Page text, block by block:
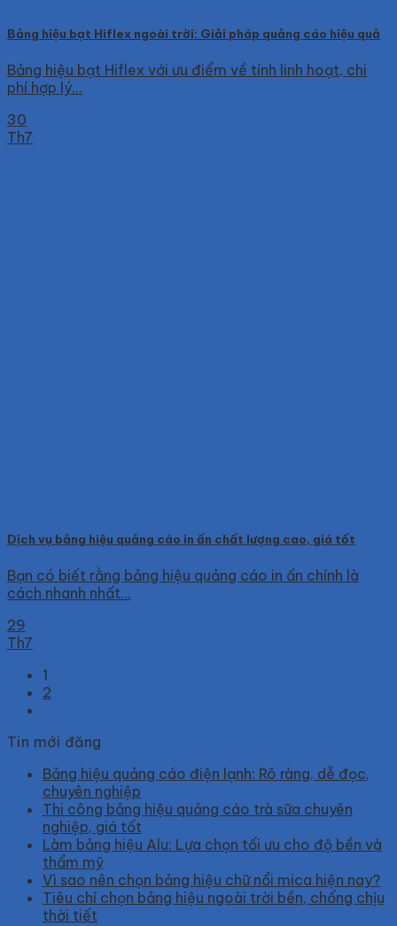
Bảng hiệu bạt Hiflex ngoài trời: Giải pháp quảng cáo hiệu quả
Bảng hiệu bạt Hiflex với ưu điểm về tính linh hoạt, chi
phí hợp lý...
30
Th7
Dịch vụ bảng hiệu quảng cáo in ấn chất lượng cao, giá tốt
Bạn có biết rằng bảng hiệu quảng cáo in ấn chính là
cách nhanh nhất...
29
Th7
1
2
Tin mới đăng
Bảng hiệu quảng cáo điện lạnh: Rõ ràng, dễ đọc,
chuyên nghiệp
Thi công bảng hiệu quảng cáo trà sữa chuyên
nghiệp, giá tốt
Làm bảng hiệu Alu: Lựa chọn tối ưu cho độ bền và
thẩm mỹ
Vì sao nên chọn bảng hiệu chữ nổi mica hiện nay?
Tiêu chí chọn bảng hiệu ngoài trời bền, chống chịu
thời tiết